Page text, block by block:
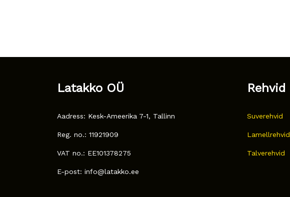
Latakko OÜ
Aadress: Kesk-Ameerika 7-1, Tallinn
Reg. no.: 11921909
VAT no.: EE101378275
E-post: info@latakko.ee
Rehvid
Suverehvid
Lamellrehvid
Talverehvid